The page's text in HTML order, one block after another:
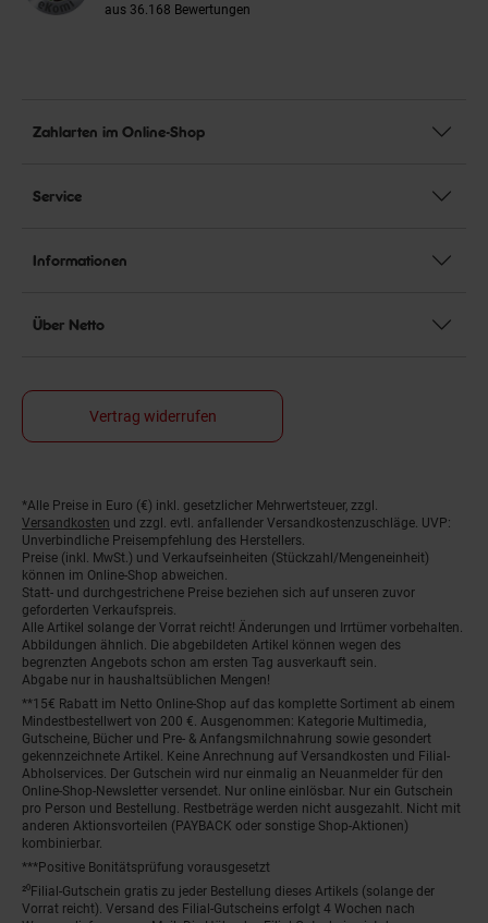
aus 36.168 Bewertungen
Zahlarten im Online-Shop
Service
Informationen
Über Netto
Vertrag widerrufen
Fußnoten
*Alle Preise in Euro (€) inkl. gesetzlicher Mehrwertsteuer, zzgl.
Versandkosten und zzgl. evtl. anfallender Versandkostenzuschläge. UVP:
Unverbindliche Preisempfehlung des Herstellers.
Preise (inkl. MwSt.) und Verkaufseinheiten (Stückzahl/Mengeneinheit)
können im Online-Shop abweichen.
Statt- und durchgestrichene Preise beziehen sich auf unseren zuvor
geforderten Verkaufspreis.
Alle Artikel solange der Vorrat reicht! Änderungen und Irrtümer vorbehalten.
Abbildungen ähnlich. Die abgebildeten Artikel können wegen des
begrenzten Angebots schon am ersten Tag ausverkauft sein.
Abgabe nur in haushaltsüblichen Mengen!
**15€ Rabatt im Netto Online-Shop auf das komplette Sortiment ab einem
Mindestbestellwert von 200 €. Ausgenommen: Kategorie Multimedia,
Gutscheine, Bücher und Pre- & Anfangsmilchnahrung sowie gesondert
gekennzeichnete Artikel. Keine Anrechnung auf Versandkosten und Filial-
Abholservices. Der Gutschein wird nur einmalig an Neuanmelder für den
Online-Shop-Newsletter versendet. Nur online einlösbar. Nur ein Gutschein
pro Person und Bestellung. Restbeträge werden nicht ausgezahlt. Nicht mit
anderen Aktionsvorteilen (PAYBACK oder sonstige Shop-Aktionen)
kombinierbar.
***Positive Bonitätsprüfung vorausgesetzt
²⁰Filial-Gutschein gratis zu jeder Bestellung dieses Artikels (solange der
Vorrat reicht). Versand des Filial-Gutscheins erfolgt 4 Wochen nach